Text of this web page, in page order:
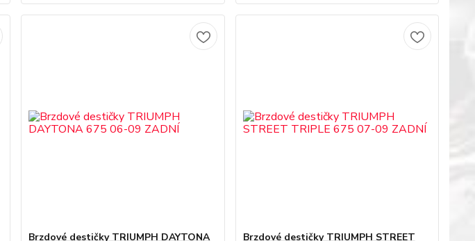
Brzdové destičky TRIUMPH DAYTONA
Brzdové destičky TRIUMPH STREET